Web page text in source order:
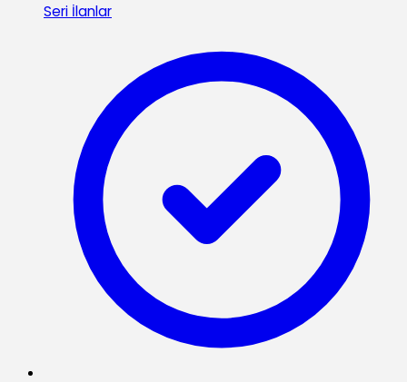
Seri İlanlar